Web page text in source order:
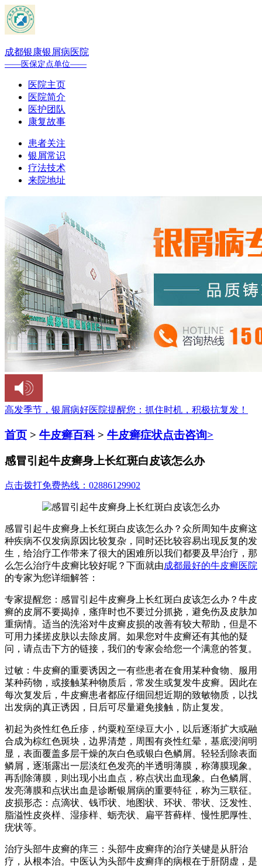
成都银康银屑病医院
——医保定点单位——
医院主页
医院简介
医护团队
康复故事
患者关注
银屑常识
疗法技术
来院地址
高发季节，银屑病好医院提醒您： 抓住时机，积极抗复发！
首页 > 牛皮癣百科> 牛皮癣症状点击咨询>
感冒引起牛皮癣身上长红斑白皮该怎么办
点击拨打免费热线：02886129902
感冒引起牛皮癣身上长红斑白皮该怎么办？众所周知牛皮癣这
种疾病不仅发病原因比较复杂，同时还比较容易出现反复的发
生，给治疗工作带来了很大的困难所以我们都要及早治疗，那
么怎么治疗牛皮癣比较好呢？下面就由成都最好的牛皮癣医院
的专家为您详细解答：
专家提醒您：感冒引起牛皮癣身上长红斑白皮该怎么办？牛皮
癣的皮屑不要揭掉，瘙痒时也不要过分抓挠，避免伤及皮肤加
重病情。适当的洗浴对牛皮癣皮损的改善有较大帮助，但是不
可用力揉搓皮肤以去除皮屑。如果您对牛皮癣还有其他的疑
问，请点击下方的链接，我们的专家会给您一个满意的答复。
过敏：牛皮癣的重要诱因之一有些患者在食用某种食物、服用
某种药物，或接触某种物质后，常发生或复发牛皮癣。因此在
每次复发后，牛皮癣患者都应仔细回想近期的致敏物质，以找
出发病的真正诱因，日后可尽量避免接触，防止复发。
初起为炎性红色丘疹，约粟粒至绿豆大小，以后逐渐扩大或融
合成为棕红色斑块，边界清楚，周围有炎性红晕，基底浸润明
显，表面覆盖多层干燥的灰白色或银白色鳞屑。轻轻刮除表面
鳞屑，逐渐露出一层淡红色发亮的半透明薄膜，称薄膜现象。
再刮除薄膜，则出现小出血点，称点状出血现象。白色鳞屑、
发亮薄膜和点状出血是诊断银屑病的重要特征，称为三联征。
皮损形态：点滴状、钱币状、地图状、环状、带状、泛发性、
脂溢性皮炎样、湿疹样、蛎壳状、扁平苔藓样、慢性肥厚性、
疣状等。
治疗头部牛皮癣的痒三：头部牛皮癣痒的治疗关键是从肝治
疗，从根本治。中医认为头部牛皮癣痒的病根在于肝阴虚，是